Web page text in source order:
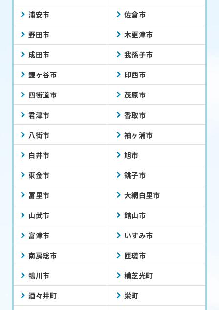
浦安市 佐倉市
野田市 木更津市
成田市 我孫子市
鎌ヶ谷市 印西市
四街道市 茂原市
君津市 香取市
八街市 袖ヶ浦市
白井市 旭市
東金市 銚子市
富里市 大網白里市
山武市 館山市
富津市 いすみ市
南房総市 匝瑳市
鴨川市 横芝光町
酒々井町 栄町